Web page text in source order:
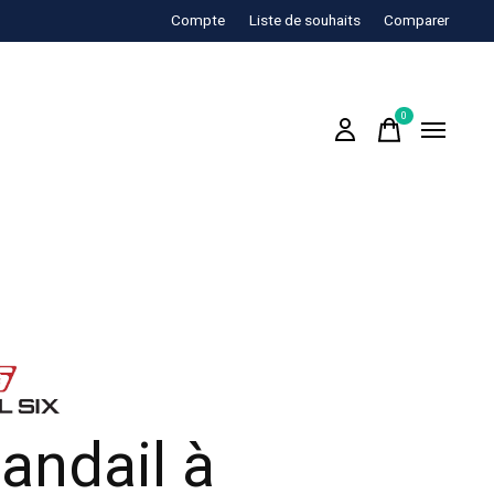
Compte Liste de souhaits Comparer
0items
à